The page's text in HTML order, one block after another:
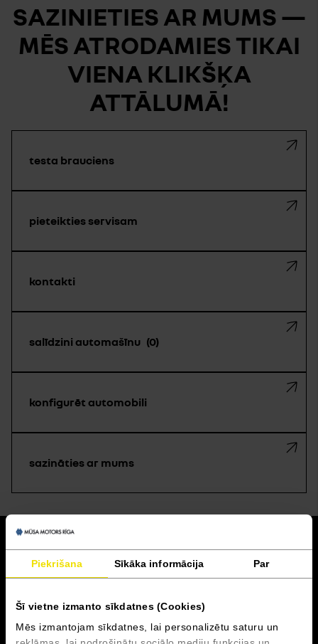
Piekrišana Sīkāka informācija Par
Šī vietne izmanto sīkdatnes (Cookies)
Mēs izmantojam sīkdatnes, lai personalizētu saturu un
SAZINIETIES AR MUMS —
MĒS ATRODAMIES TIKAI
VIENA KLIKŠĶA
ATTĀLUMĀ!
testa brauciens
pieteikties servisam
kontakti
salīdzini automašīnu 0
konfigurēt automobili
sazināties ar mums
Serviss